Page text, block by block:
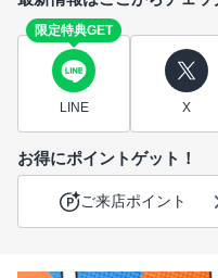
限定特典GET
LINE X
お得にポイントゲット！
ご来店ポイント